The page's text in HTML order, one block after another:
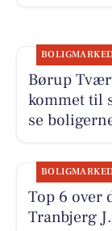
Børup
kommet til
se
Top 6 over
Tranbjerg